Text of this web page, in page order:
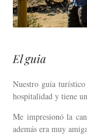
El guia
Nuestro guía
hospitalidad y tiene
Me impresionó la
además era muy